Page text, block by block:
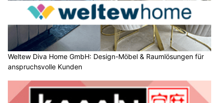
Weltew Diva Home GmbH: Design-Möbel & Raumlösungen für
anspruchsvolle Kunden